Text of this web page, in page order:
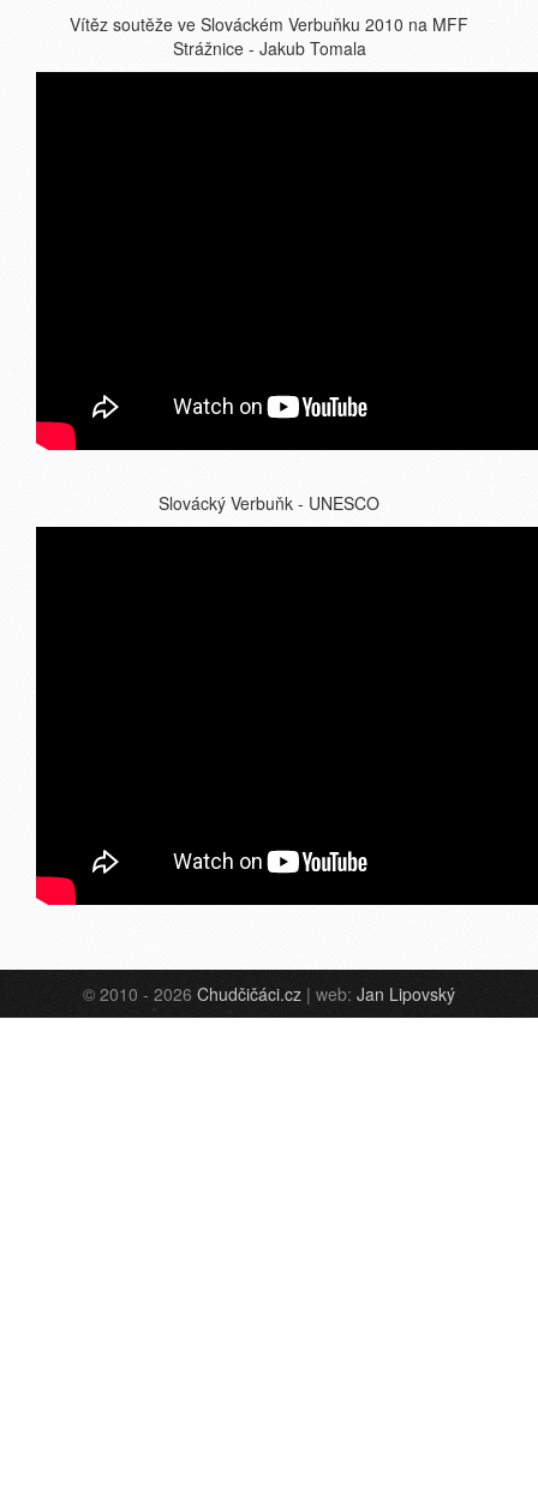
Vítěz soutěže ve Slováckém Verbuňku 2010 na MFF
Strážnice - Jakub Tomala
Slovácký Verbuňk - UNESCO
© 2010 - 2026 Chudčičáci.cz | web: Jan Lipovský